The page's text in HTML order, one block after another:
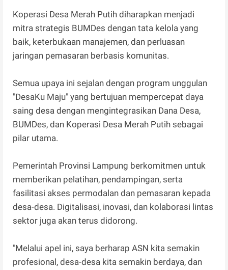
Koperasi Desa Merah Putih diharapkan menjadi
mitra strategis BUMDes dengan tata kelola yang
baik, keterbukaan manajemen, dan perluasan
jaringan pemasaran berbasis komunitas.
Semua upaya ini sejalan dengan program unggulan
"DesaKu Maju" yang bertujuan mempercepat daya
saing desa dengan mengintegrasikan Dana Desa,
BUMDes, dan Koperasi Desa Merah Putih sebagai
pilar utama.
Pemerintah Provinsi Lampung berkomitmen untuk
memberikan pelatihan, pendampingan, serta
fasilitasi akses permodalan dan pemasaran kepada
desa-desa. Digitalisasi, inovasi, dan kolaborasi lintas
sektor juga akan terus didorong.
"Melalui apel ini, saya berharap ASN kita semakin
profesional, desa-desa kita semakin berdaya, dan